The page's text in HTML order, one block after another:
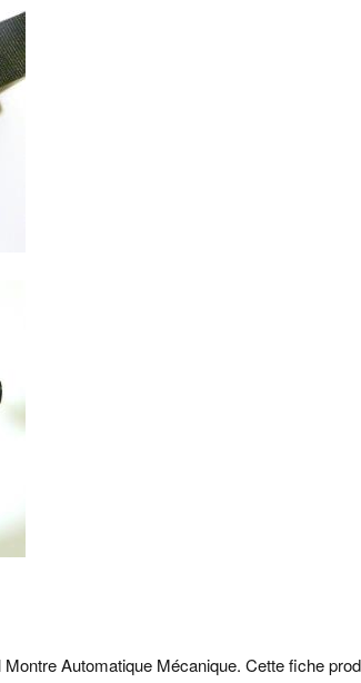
Automatique Mécanique. Cette fiche